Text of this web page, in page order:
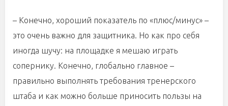
– Конечно, хороший показатель по «плюс/минус» –
это очень важно для защитника. Но как про себя
иногда шучу: на площадке я мешаю играть
сопернику. Конечно, глобально главное –
правильно выполнять требования тренерского
штаба и как можно больше приносить пользы на